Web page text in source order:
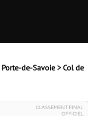
de-Savoie > Col de